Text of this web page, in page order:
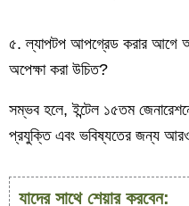
৫. ল্যাপটপ আপগ্রেড করার আগে
অপেক্ষা করা উচিত?
সম্ভব হলে, ইন্টেল ১৫তম
প্রযুক্তি এবং ভবিষ্যতের জন্য আরও
যাদের সাথে শেয়ার করবেন: